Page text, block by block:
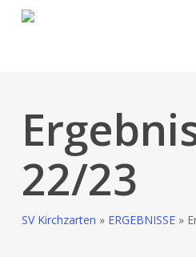
22/23
SV Kirchzarten » ERGEBNISSE»